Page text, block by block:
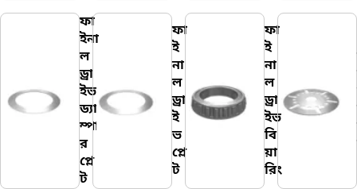
ফা
ইনা
ল
ড্রা
ইভ
ড্যা
ম্পা
র
প্লে
ট
ফা
ই
না
ল
ড্রা
ই
ভ
প্লে
ট
ফা
ই
না
ল
ড্রা
ইভ
বি
য়া
রিং